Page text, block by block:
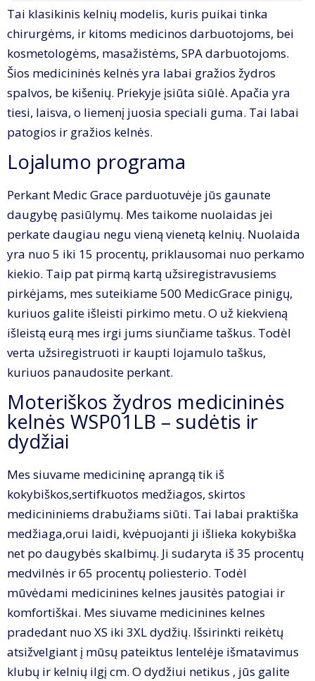
Tai klasikinis kelnių modelis, kuris puikai tinka
chirurgėms, ir kitoms medicinos darbuotojoms, bei
kosmetologėms, masažistėms, SPA darbuotojoms.
Šios medicininės kelnės yra labai gražios žydros
spalvos, be kišenių. Priekyje įsiūta siūlė. Apačia yra
tiesi, laisva, o liemenį juosia speciali guma. Tai labai
patogios ir gražios kelnės.
Lojalumo programa
Perkant Medic Grace parduotuvėje jūs gaunate
daugybę pasiūlymų. Mes taikome nuolaidas jei
perkate daugiau negu vieną vienetą kelnių. Nuolaida
yra nuo 5 iki 15 procentų, priklausomai nuo perkamo
kiekio. Taip pat pirmą kartą užsiregistravusiems
pirkėjams, mes suteikiame 500 MedicGrace pinigų,
kuriuos galite išleisti pirkimo metu. O už kiekvieną
išleistą eurą mes irgi jums siunčiame taškus. Todėl
verta užsiregistruoti ir kaupti lojamulo taškus,
kuriuos panaudosite perkant.
Moteriškos žydros medicininės
kelnės WSP01LB – sudėtis ir
dydžiai
Mes siuvame medicininę aprangą tik iš
kokybiškos,sertifkuotos medžiagos, skirtos
medicininiems drabužiams siūti. Tai labai praktiška
medžiaga,orui laidi, kvėpuojanti ji išlieka kokybiška
net po daugybės skalbimų. Ji sudaryta iš 35 procentų
medvilnės ir 65 procentų poliesterio. Todėl
mūvėdami medicinines kelnes jausitės patogiai ir
komfortiškai. Mes siuvame medicinines kelnes
pradedant nuo XS iki 3XL dydžių. Išsirinkti reikėtų
atsižvelgiant į mūsų pateiktus lentelėje išmatavimus
klubų ir kelnių ilgį cm. O dydžiui netikus , jūs galite